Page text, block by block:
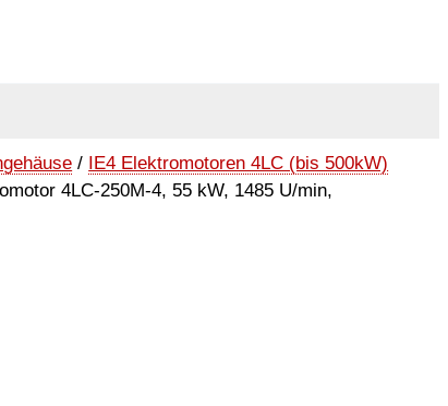
/ IE4 Elektromotoren 4LC (bis 500kW)
4LC-250M-4, 55 kW, 1485 U/min,